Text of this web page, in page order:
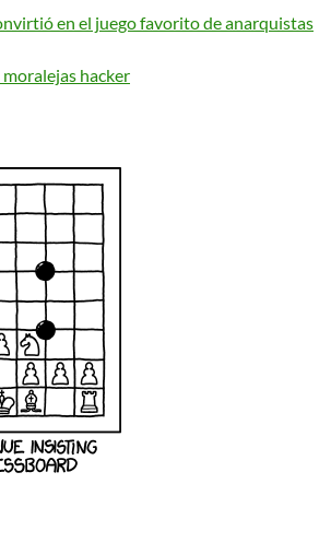
en el juego favorito de anarquistas
hacker